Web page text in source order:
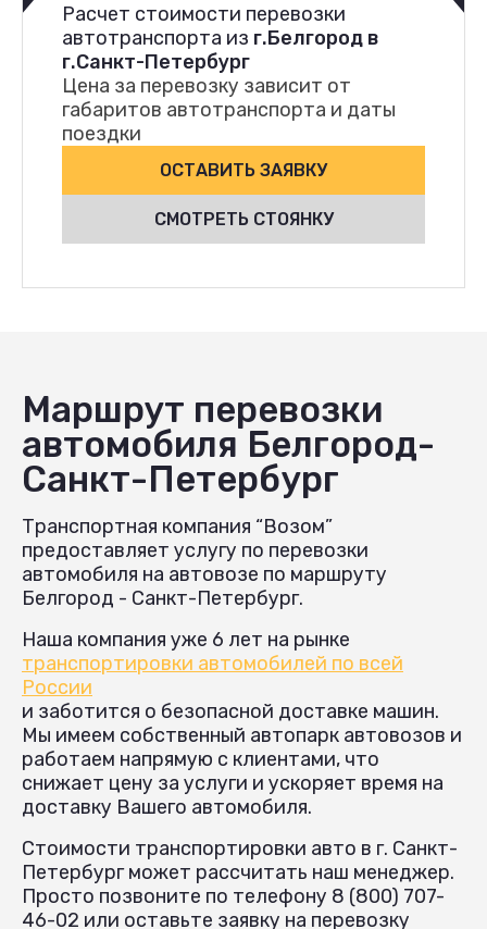
Расчет стоимости перевозки
автотранспорта из г.Белгород в
г.Санкт-Петербург
Цена за перевозку зависит от
габаритов автотранспорта и даты
поездки
ОСТАВИТЬ ЗАЯВКУ
СМОТРЕТЬ СТОЯНКУ
Маршрут перевозки
автомобиля Белгород-
Санкт-Петербург
Транспортная компания “Возом”
предоставляет услугу по перевозки
автомобиля на автовозе по маршруту
Белгород - Санкт-Петербург.
Наша компания уже 6 лет на рынке
транспортировки автомобилей по всей
России
и заботится о безопасной доставке машин.
Мы имеем собственный автопарк автовозов и
работаем напрямую с клиентами, что
снижает цену за услуги и ускоряет время на
доставку Вашего автомобиля.
Стоимости транспортировки авто в г. Санкт-
Петербург может рассчитать наш менеджер.
Просто позвоните по телефону 8 (800) 707-
46-02 или оставьте заявку на перевозку